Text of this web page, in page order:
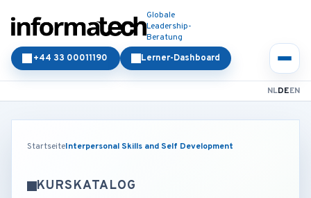
Globale
Leadership-
Beratung
Lerner-Dashboard
+44 33 00011190
NLDEEN
StartseiteInterpersonal Skills and Self Development
KURSKATALOG